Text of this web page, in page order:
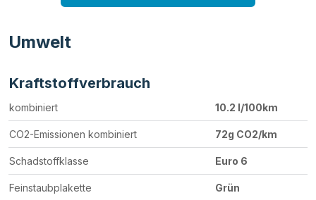
Umwelt
Kraftstoffverbrauch
kombiniert 10.2 l/100km
CO2-Emissionen kombiniert 72g CO2/km
Schadstoffklasse Euro 6
Feinstaubplakette Grün